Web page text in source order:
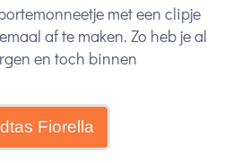
met een clipje
af te maken. Zo heb je al
en toch binnen
Fiorella